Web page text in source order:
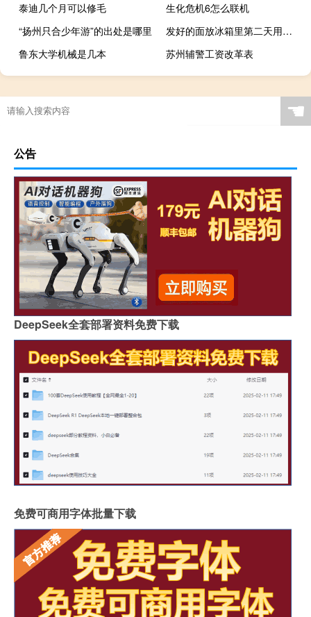
泰迪几个月可以修毛
生化危机6怎么联机
“扬州只合少年游”的出处是哪里
发好的面放冰箱里第二天用可以吗
鲁东大学机械是几本
苏州辅警工资改革表
☚
公告
DeepSeek全套部署资料免费下载
免费可商用字体批量下载